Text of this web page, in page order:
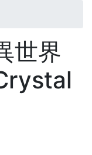
世界